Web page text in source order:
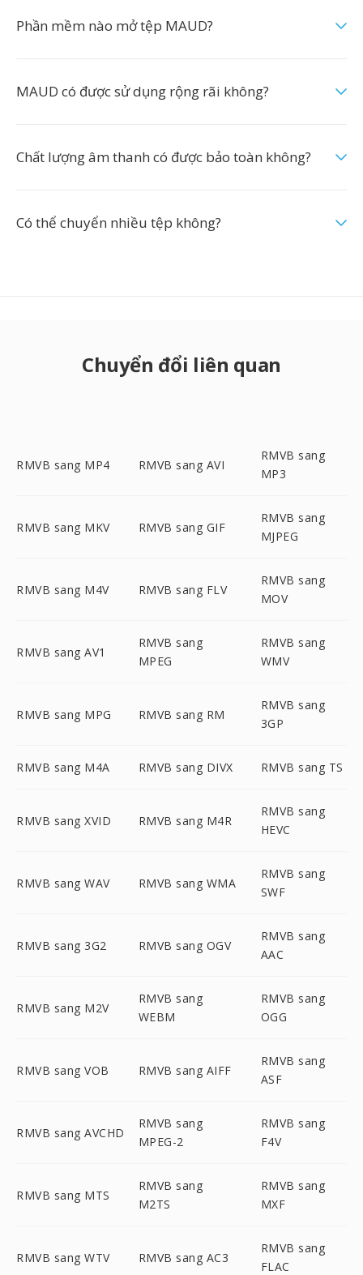
Phần mềm nào mở tệp MAUD?
MAUD có được sử dụng rộng rãi không?
Chất lượng âm thanh có được bảo toàn không?
Có thể chuyển nhiều tệp không?
Chuyển đổi liên quan
RMVB sang MP4 RMVB sang AVI
RMVB sang
MP3
RMVB sang MKV RMVB sang GIF
RMVB sang
MJPEG
RMVB sang M4V RMVB sang FLV
RMVB sang
MOV
RMVB sang AV1
RMVB sang
MPEG
RMVB sang
WMV
RMVB sang MPG RMVB sang RM
RMVB sang
3GP
RMVB sang M4A RMVB sang DIVX RMVB sang TS
RMVB sang XVID RMVB sang M4R
RMVB sang
HEVC
RMVB sang WAV RMVB sang WMA
RMVB sang
SWF
RMVB sang 3G2 RMVB sang OGV
RMVB sang
AAC
RMVB sang M2V
RMVB sang
WEBM
RMVB sang
OGG
RMVB sang VOB RMVB sang AIFF
RMVB sang
ASF
RMVB sang AVCHD
RMVB sang
MPEG-2
RMVB sang
F4V
RMVB sang MTS
RMVB sang
M2TS
RMVB sang
MXF
RMVB sang WTV RMVB sang AC3
RMVB sang
FLAC